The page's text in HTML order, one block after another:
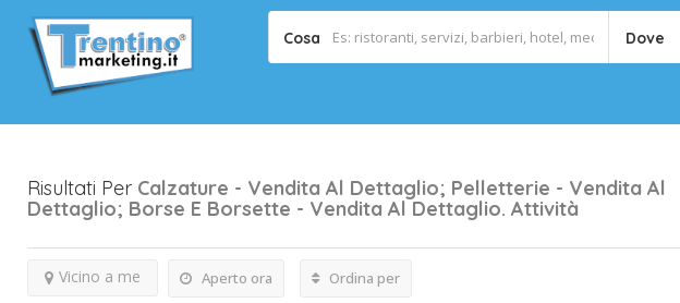
Cosa Dove
Risultati Per Calzature - Vendita Al Dettaglio; Pelletterie - Vendita Al
Dettaglio; Borse E Borsette - Vendita Al Dettaglio. Attività
Aperto ora
Vicino a me Ordina per